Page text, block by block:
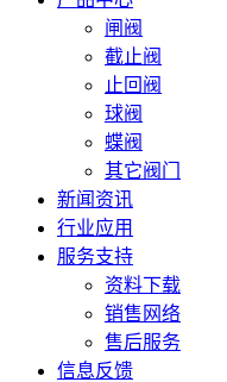
闸阀
截止阀
止回阀
球阀
蝶阀
其它阀门
新闻资讯
行业应用
服务支持
资料下载
销售网络
售后服务
信息反馈